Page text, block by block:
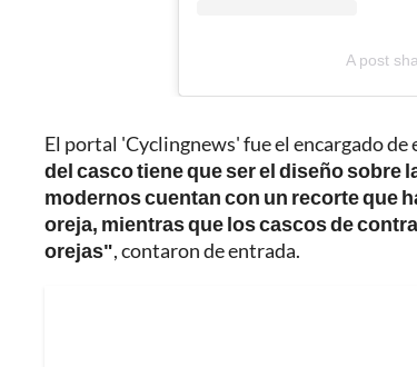
A post
El portal 'Cyclingnews' fue el encargado
del casco tiene que ser el diseño sobre
modernos cuentan con un recorte que
oreja, mientras que los cascos de
orejas", contaron de entrada.